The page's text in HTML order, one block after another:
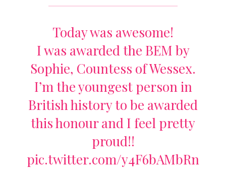
Today was awesome!
I was awarded the BEM by
Sophie, Countess of Wessex.
I’m the youngest person in
British history to be awarded
this honour and I feel pretty
proud!!
pic.twitter.com/y4F6bAMbRn